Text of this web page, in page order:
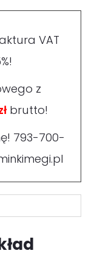
VAT
z
brutto!
793-700-